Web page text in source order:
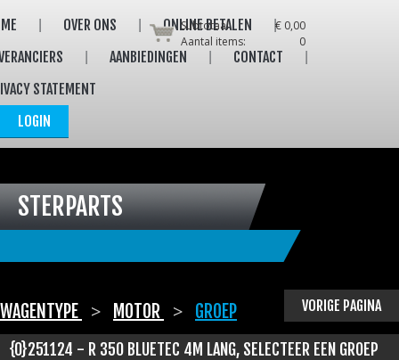
OVER ONS
ONLINE BETALEN
AANBIEDINGEN
CONTACT
STATEMENT
Subtotaal:
€ 0,00
Aantal items:
0
LOGIN
STERPARTS
WAGENTYPE > MOTOR > GROEP VORIGE PAGINA
{0}251124 - R 350 BLUETEC 4M LANG, SELECTEER EEN GROEP